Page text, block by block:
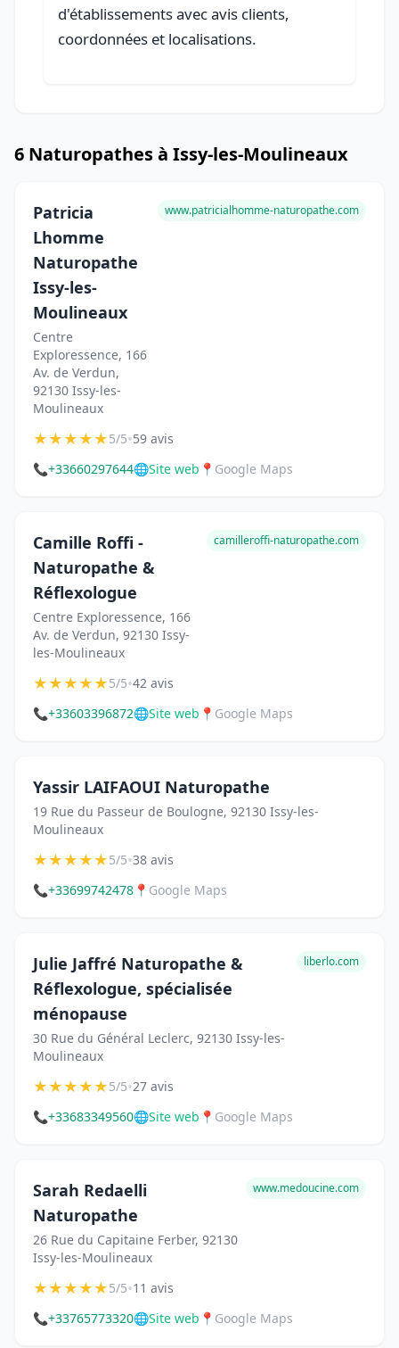
d'établissements avec avis clients,
coordonnées et localisations.
6 Naturopathes à Issy-les-Moulineaux
Patricia
Lhomme
Naturopathe
Issy-les-
Moulineaux
Centre
Exploressence, 166
Av. de Verdun,
92130 Issy-les-
Moulineaux
www.patricialhomme-naturopathe.com
★★★★★5/5•59 avis
📞+33660297644🌐Site web 📍 Google Maps
Camille Roffi -
Naturopathe &
Réflexologue
Centre Exploressence, 166
Av. de Verdun, 92130 Issy-
les-Moulineaux
camilleroffi-naturopathe.com
★★★★★5/5•42 avis
📞+33603396872🌐Site web 📍 Google Maps
Yassir LAIFAOUI Naturopathe
19 Rue du Passeur de Boulogne, 92130 Issy-les-
Moulineaux
★★★★★5/5•38 avis
📞+33699742478 📍 Google Maps
Julie Jaffré Naturopathe &
Réflexologue, spécialisée
ménopause
30 Rue du Général Leclerc, 92130 Issy-les-
Moulineaux
liberlo.com
★★★★★5/5•27 avis
📞+33683349560🌐Site web 📍 Google Maps
Sarah Redaelli
Naturopathe
26 Rue du Capitaine Ferber, 92130
Issy-les-Moulineaux
www.medoucine.com
★★★★★5/5•11 avis
📞+33765773320🌐Site web 📍 Google Maps